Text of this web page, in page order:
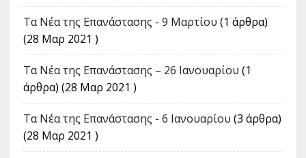
Τα Νέα της Επανάστασης - 9 Μαρτίου (1 άρθρα)
(28 Μαρ 2021 )
Τα Νέα της Επανάστασης – 26 Ιανουαρίου (1
άρθρα) (28 Μαρ 2021 )
Τα Νέα της Επανάστασης - 6 Ιανουαρίου (3 άρθρα)
(28 Μαρ 2021 )